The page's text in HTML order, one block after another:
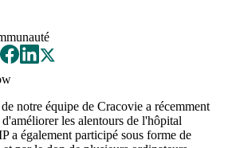
notre équipe de Cracovie a récemment
les alentours de l'hôpital
a également participé sous forme de